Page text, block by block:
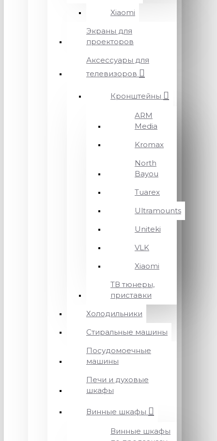
Xiaomi
Экраны для
проекторов
Аксессуары для
телевизоров
Кронштейны
ARM
Media
Kromax
North
Bayou
Tuarex
Ultramounts
Uniteki
VLK
Xiaomi
ТВ тюнеры,
приставки
Холодильники
Стиральные машины
Посудомоечные
машины
Печи и духовые
шкафы
Винные шкафы
Винные шкафы